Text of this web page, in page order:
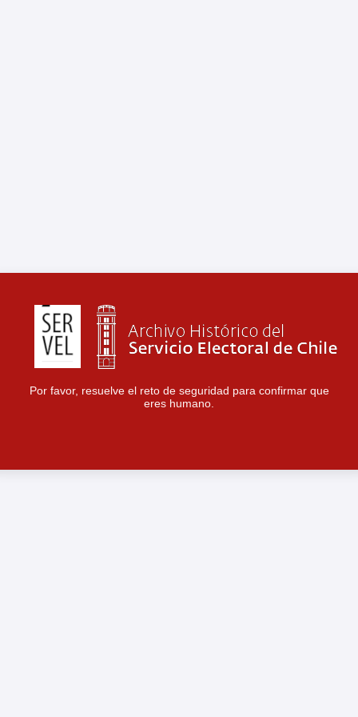
Por favor, resuelve el reto de seguridad para confirmar que
eres humano.